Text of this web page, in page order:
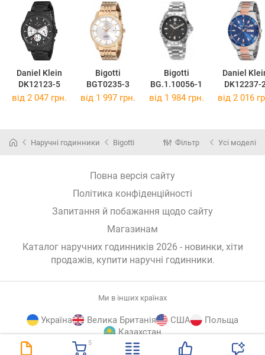
5
Daniel Klein
DK12123-5
Bigotti
BGT0235-3
Bigotti
BG.1.10056-1
Daniel
DK12237-
від 2 047 грн. від 1 997 грн. від 1 984 грн. від 2 016
Наручні годинники Bigotti Фільтр Усі моделі
Повна версія сайту
Політика конфіденційності
Запитання й побажання щодо сайту
Магазинам
Каталог наручних годинників 2026 - новинки, хіти
продажів, купити наручні годинники.
Ми в інших країнах
Україна Велика Британія США
Польща
Казахстан